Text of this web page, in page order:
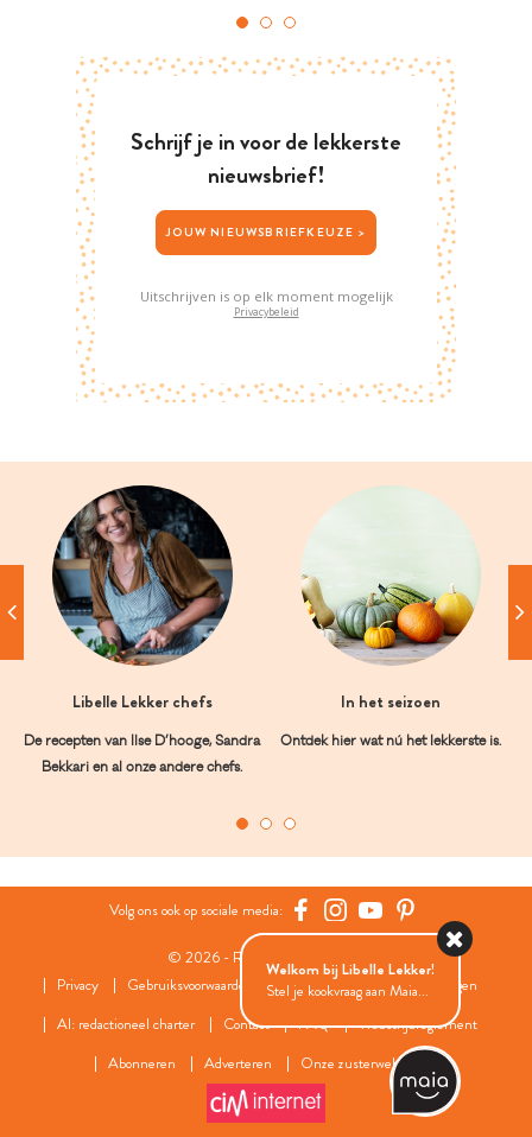
Schrijf je in voor de lekkerste
nieuwsbrief!
JOUW NIEUWSBRIEFKEUZE >
Uitschrijven is op elk moment mogelijk
Privacybeleid
Libelle Lekker chefs
De recepten van Ilse D’hooge, Sandra
Bekkari en al onze andere chefs.
In het seizoen
Ontdek hier wat nú het lekkerste is.
Volg ons ook op sociale media:
© 2026 - Roularta Media Group
Privacy
Gebruiksvoorwaarden Cookies
Cookies instellingen
AI: redactioneel charter
Contact FAQ
Wedstrijdreglement
Abonneren
Adverteren Onze zusterwebsites
Welkom bij Libelle Lekker!
Stel je kookvraag aan Maia...